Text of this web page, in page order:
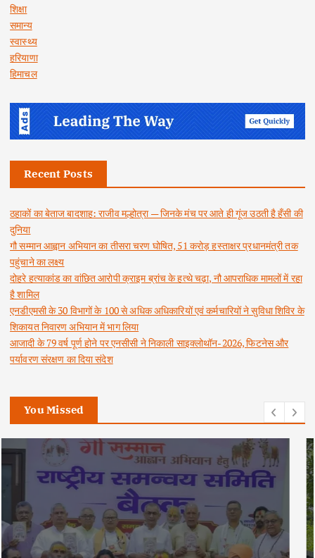
शिक्षा
समान्य
स्वास्थ्य
हरियाणा
हिमाचल
Recent Posts
ठहाकों का बेताज बादशाह: राजीव मल्होत्रा — जिनके मंच पर आते ही गूंज उठती है हँसी की
दुनिया
गौ सम्मान आह्वान अभियान का तीसरा चरण घोषित, 51 करोड़ हस्ताक्षर प्रधानमंत्री तक
पहुंचाने का लक्ष्य
दोहरे हत्याकांड का वांछित आरोपी क्राइम ब्रांच के हत्थे चढ़ा, नौ आपराधिक मामलों में रहा
है शामिल
एनडीएमसी के 30 विभागों के 100 से अधिक अधिकारियों एवं कर्मचारियों ने सुविधा शिविर के
शिकायत निवारण अभियान में भाग लिया
आजादी के 79 वर्ष पूर्ण होने पर एनसीसी ने निकाली साइक्लोथॉन-2026, फिटनेस और
पर्यावरण संरक्षण का दिया संदेश
You Missed